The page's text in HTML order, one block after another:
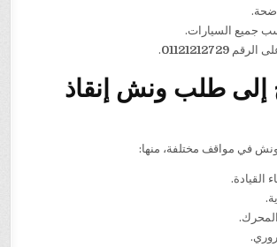
جميع السيارات.
الرقم01121212729
.
إلى طلب ونش إنقاذ
في مواقف مختلفة، منها:
القيادة.